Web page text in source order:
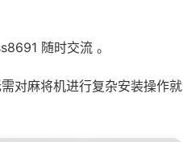
随时交流 。
对麻将机进行复杂安装操作就